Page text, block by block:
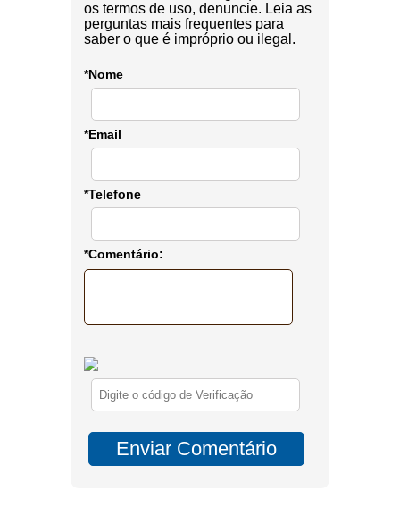
os termos de uso, denuncie. Leia as
perguntas mais frequentes para
saber o que é impróprio ou ilegal.
*Nome
*Email
*Telefone
*Comentário: